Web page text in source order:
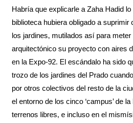
Habría que explicarle a Zaha Hadid
biblioteca hubiera obligado a suprimir
los jardines, mutilados así para
arquitectónico su proyecto con aires
en la Expo-92. El escándalo ha sido
trozo de los jardines del Prado
por otros colectivos del resto de la
el entorno de los cinco ‘campus’ de
terrenos libres, e incluso en el